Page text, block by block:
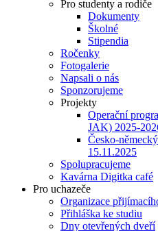
Pro studenty a rodiče
Dokumenty
Školné
Stipendia
Ročenky
Fotogalerie
Napsali o nás
Sponzorujeme
Projekty
Operační
JAK) 2025-
Česko-
15.11.2025
Spolupracujeme
Kavárna Digitka café
Pro uchazeče
Organizace
Přihláška ke studiu
Dny otevřených dveří